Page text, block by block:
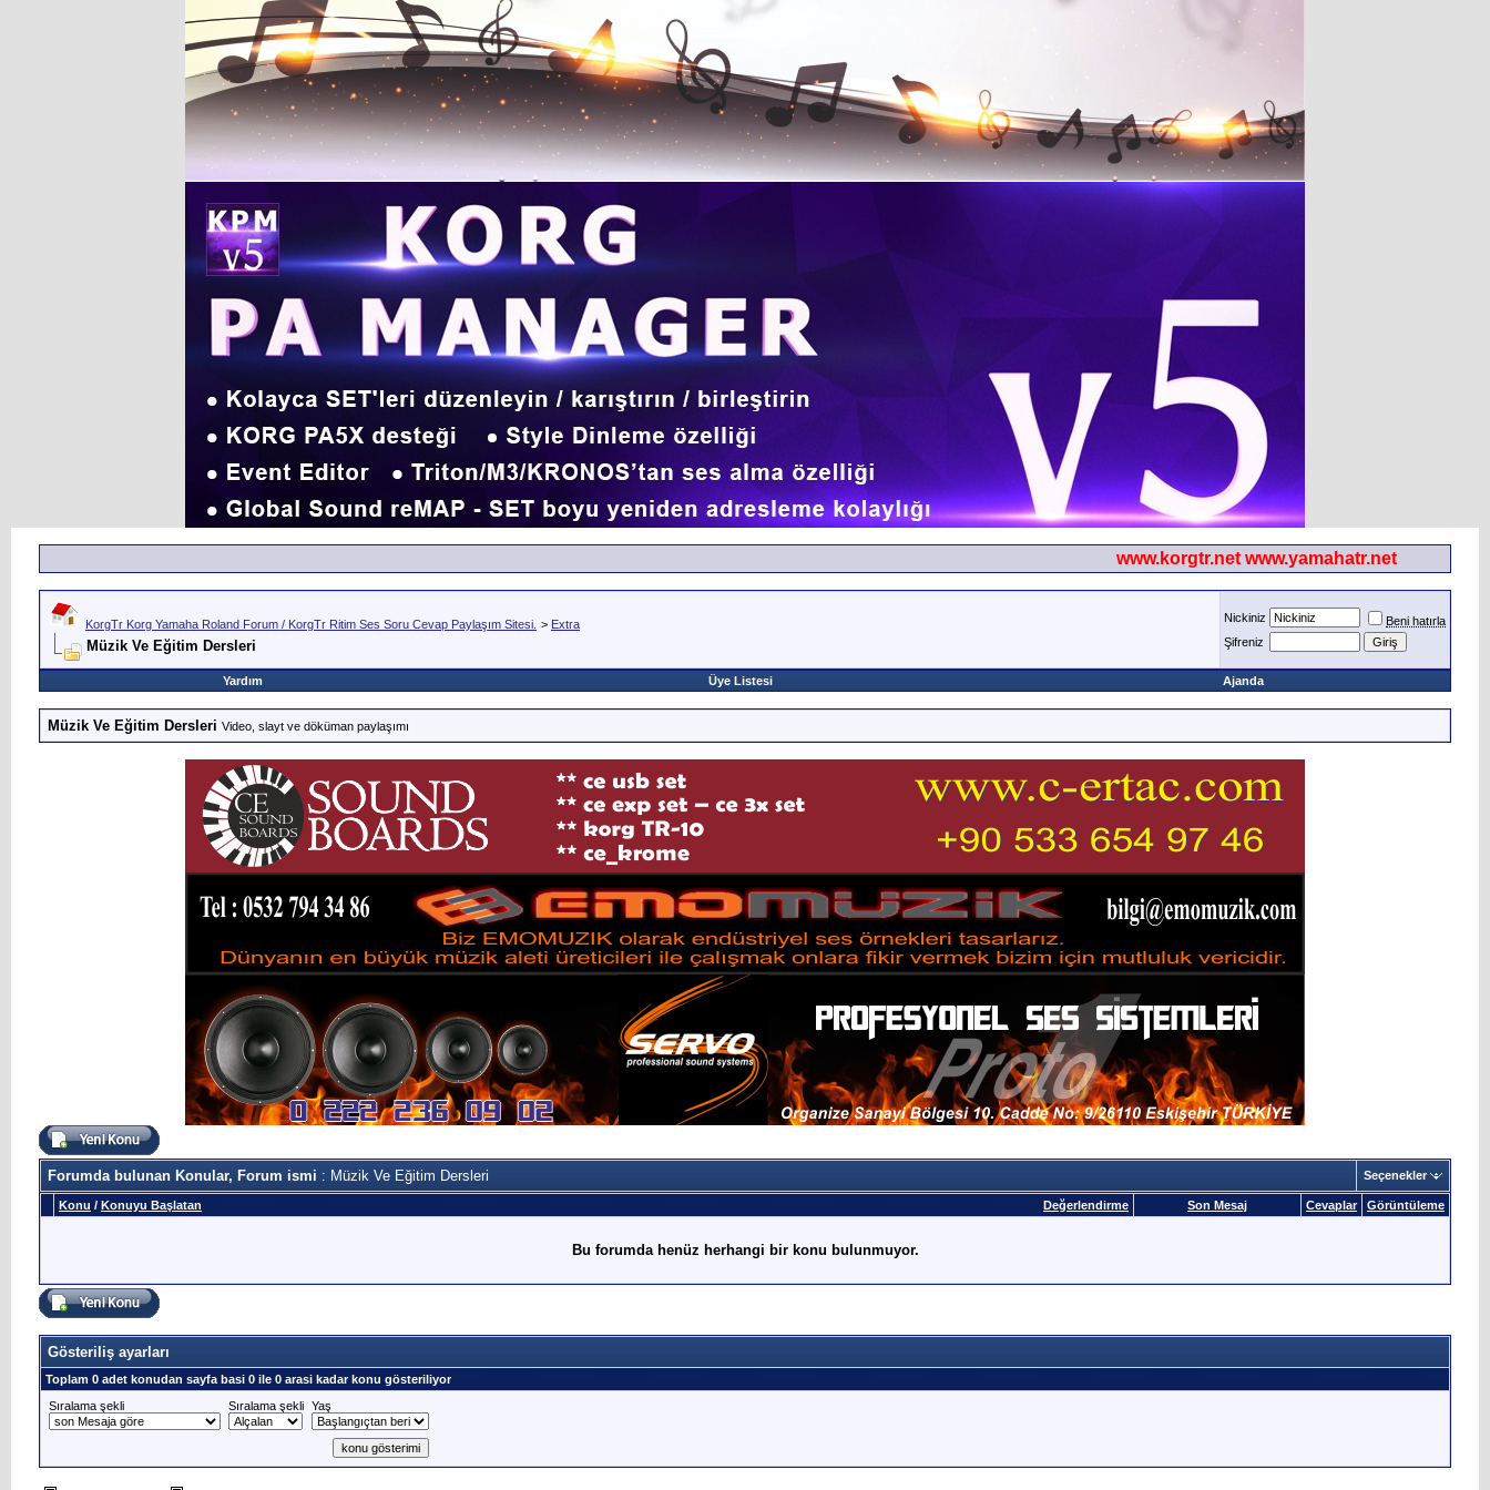
www.korgtr.net www.yamahatr.net
KorgTr Korg Yamaha Roland Forum / KorgTr Ritim Ses Soru Cevap Paylaşım Sitesi. > Extra
Müzik Ve Eğitim Dersleri
Nickiniz
Beni hatırla
Şifreniz
Yardım Üye Listesi Ajanda
Müzik Ve Eğitim Dersleri Video, slayt ve döküman paylaşımı
Forumda bulunan Konular, Forum ismi : Müzik Ve Eğitim Dersleri Seçenekler
Değerlendirme
Konu / Konuyu Başlatan Son Mesaj Cevaplar Görüntüleme
Bu forumda henüz herhangi bir konu bulunmuyor.
Gösteriliş ayarları
Toplam 0 adet konudan sayfa basi 0 ile 0 arasi kadar konu gösteriliyor
Sıralama şekli
Sıralama şekli Yaş